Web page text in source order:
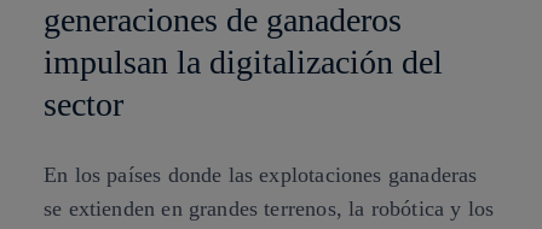
generaciones de ganaderos
impulsan la digitalización del
sector
En los países donde las explotaciones ganaderas
se extienden en grandes terrenos, la robótica y los